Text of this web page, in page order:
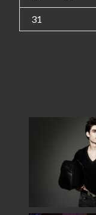
31